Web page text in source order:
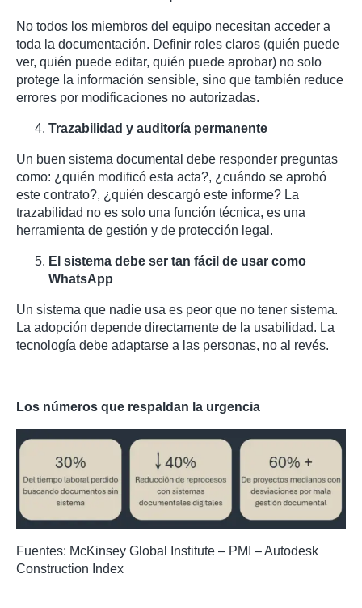
No todos los miembros del equipo necesitan acceder a
toda la documentación. Definir roles claros (quién puede
ver, quién puede editar, quién puede aprobar) no solo
protege la información sensible, sino que también reduce
errores por modificaciones no autorizadas.
Trazabilidad y auditoría permanente
Un buen sistema documental debe responder preguntas
como: ¿quién modificó esta acta?, ¿cuándo se aprobó
este contrato?, ¿quién descargó este informe? La
trazabilidad no es solo una función técnica, es una
herramienta de gestión y de protección legal.
El sistema debe ser tan fácil de usar como
WhatsApp
Un sistema que nadie usa es peor que no tener sistema.
La adopción depende directamente de la usabilidad. La
tecnología debe adaptarse a las personas, no al revés.
Los números que respaldan la urgencia
Fuentes: McKinsey Global Institute – PMI – Autodesk
Construction Index